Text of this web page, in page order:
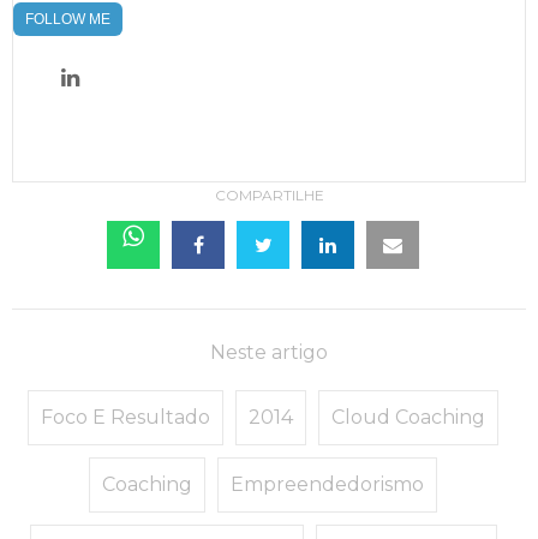
FOLLOW ME
COMPARTILHE
Neste artigo
Foco E Resultado 2014 Cloud Coaching
Coaching Empreendedorismo